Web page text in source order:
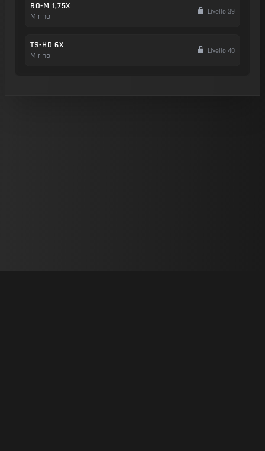
RO-M 1,75X
Mirino
Livello 39
TS-HD 6X
Mirino
Livello 40